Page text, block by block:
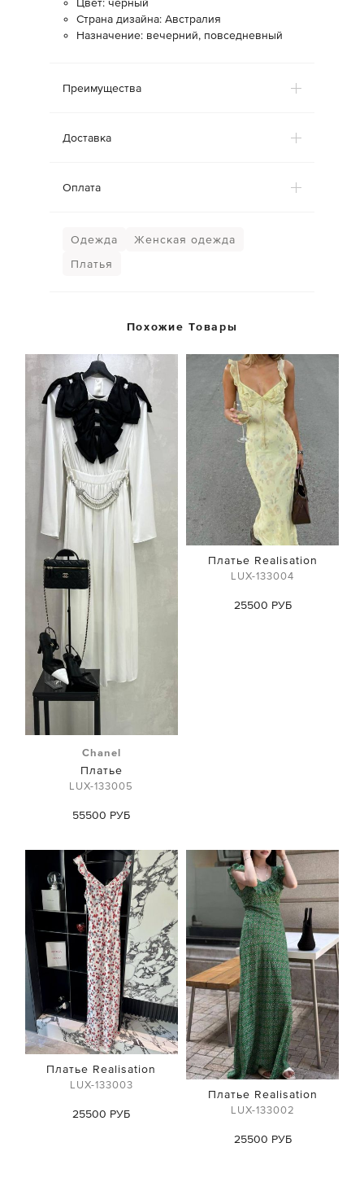
Цвет: черный
Страна дизайна: Австралия
Назначение: вечерний, повседневный
Преимущества
Доставка
Оплата
Одежда
Женская одежда
Платья
Похожие Товары
Chanel
Платье
LUX-133005
55500 РУБ
Платье Realisation
LUX-133004
25500 РУБ
Платье Realisation
LUX-133003
25500 РУБ
Платье Realisation
LUX-133002
25500 РУБ